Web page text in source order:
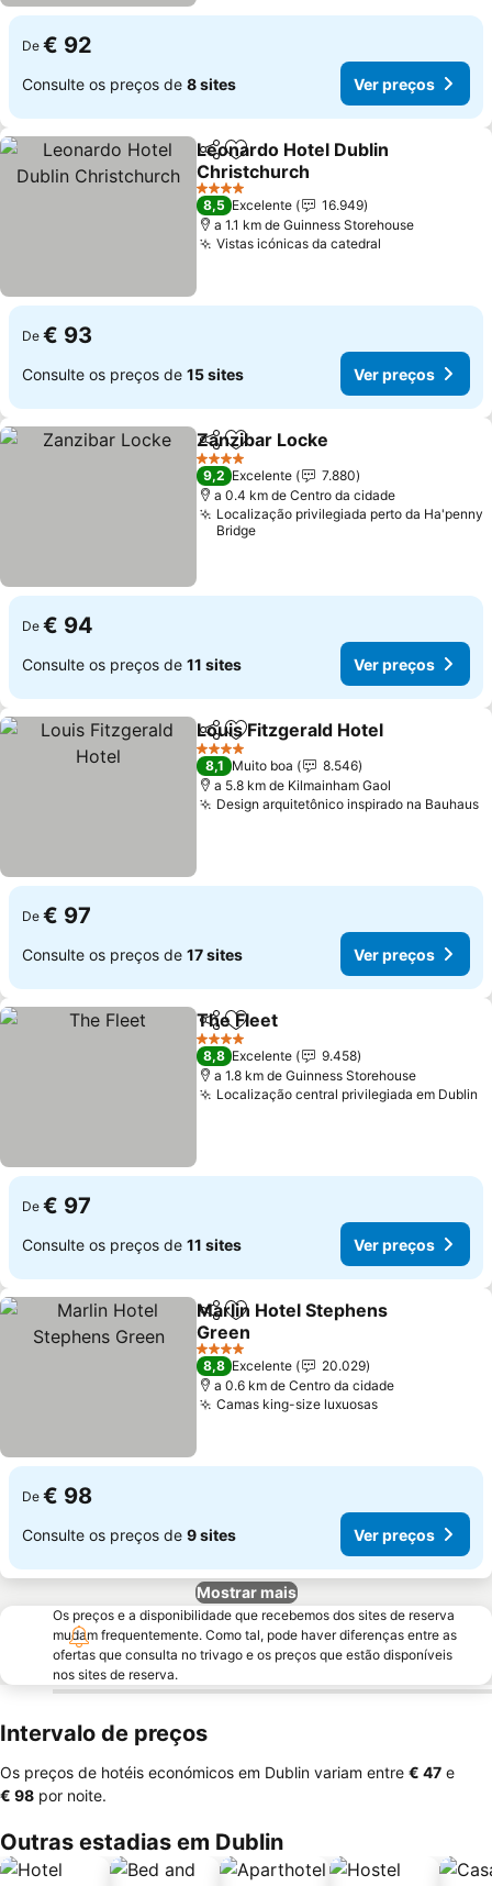
De € 92
Consulte os preços de 8 sites Ver preços
PartilharAdicionar aos favoritos
Leonardo Hotel Dublin
Christchurch
Ver preços
4 Estrelas
8,5 Excelente
16.949
a 1.1 km de Guinness Storehouse
Vistas icónicas da catedral
De € 93
Consulte os preços de 15 sites Ver preços
PartilharAdicionar aos favoritos
Zanzibar Locke
4 Estrelas
9,2 Excelente
7.880
a 0.4 km de Centro da cidade
Localização privilegiada perto da Ha'penny
Bridge
De € 94
Consulte os preços de 11 sites Ver preços
PartilharAdicionar aos favoritos
Louis Fitzgerald Hotel
4 Estrelas
8,1 Muito boa
8.546
a 5.8 km de Kilmainham Gaol
Design arquitetônico inspirado na Bauhaus
De € 97
Consulte os preços de 17 sites Ver preços
PartilharAdicionar aos favoritos
The Fleet
4 Estrelas
8,8 Excelente
9.458
a 1.8 km de Guinness Storehouse
Localização central privilegiada em Dublin
De € 97
Consulte os preços de 11 sites Ver preços
PartilharAdicionar aos favoritos
Marlin Hotel Stephens
Green
Ver preços
4 Estrelas
8,8 Excelente
20.029
a 0.6 km de Centro da cidade
Camas king-size luxuosasVer preços
De € 98
Consulte os preços de 9 sites Ver preços
Mostrar mais
Os preços e a disponibilidade que recebemos dos sites de reserva
mudam frequentemente. Como tal, pode haver diferenças entre as
ofertas que consulta no trivago e os preços que estão disponíveis
nos sites de reserva.
Intervalo de preços
Os preços de hotéis económicos em Dublin variam entre ‎€ 47 e
‎€ 98 por noite.
Outras estadias em Dublin